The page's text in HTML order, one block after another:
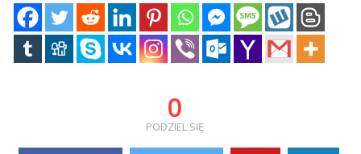
0
PODZIEL SIĘ